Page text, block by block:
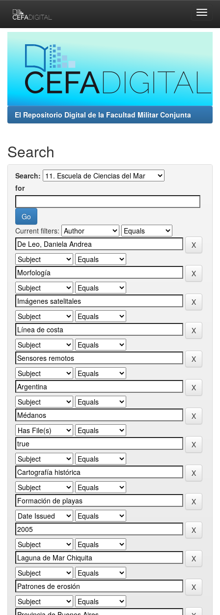
navigation
El Repositorio Digital de la Facultad Militar Conjunta
Search
Search:
for
Current filters: